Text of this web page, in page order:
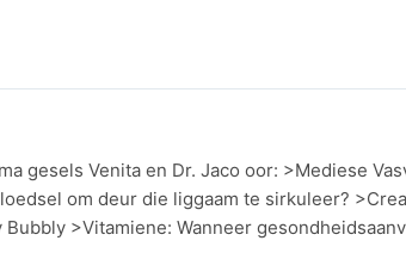
gesels Venita en Dr. Jaco oor: >Mediese
om deur die liggaam te sirkuleer?
>Vitamiene: Wanneer